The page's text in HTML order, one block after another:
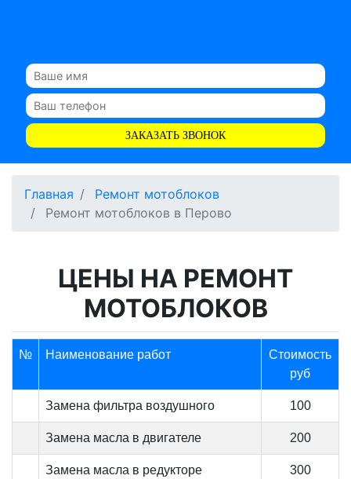
ЗАКАЗАТЬ ЗВОНОК
Главная
Ремонт мотоблоков
Ремонт мотоблоков в Перово
ЦЕНЫ НА РЕМОНТ
МОТОБЛОКОВ
№ Наименование работ
Стоимость
руб
Замена фильтра воздушного 100
Замена масла в двигателе 200
Замена масла в редукторе 300